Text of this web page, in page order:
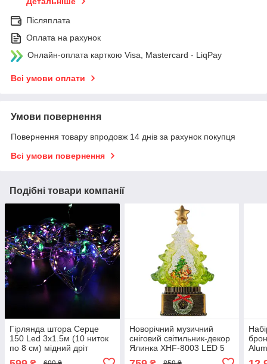
Післяплата
Оплата на рахунок
Онлайн-оплата карткою Visa, Mastercard - LiqPay
Всі умови оплати
Умови повернення
Повернення товару впродовж 14 днів за рахунок покупця
Всі умови повернення
Подібні товари компанії
Гірлянда штора Серце
150 Led 3х1.5м (10 ниток
по 8 см) мідний дріт
Новорічний музичний
сніговий світильник-декор
Ялинка XHF-8003 LED 5